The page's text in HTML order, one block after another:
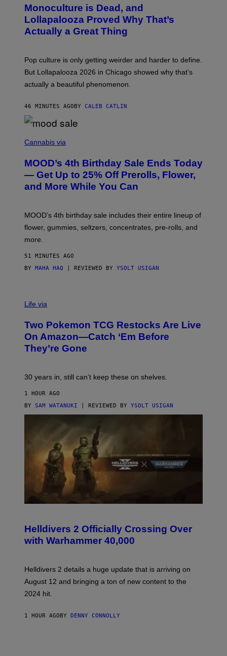
F
R
N
T
O
V
I
M
O
I
)
Monoculture is Dead, and
Lollapalooza Proved Why That’s
Actually a Great Thing
Pop culture is only getting weirder and harder to define.
But Lollapalooza 2026 in Chicago showed why that’s
actually a beautiful phenomenon.
46 MINUTES AGO BY CALEB CATLIN
O
T
Y
O
O
Cannabis via
MOOD’s 4th Birthday Sale Ends Today
— Get Up to 25% Off Prerolls, Flower,
and More While You Can
MOOD’s 4th birthday sale includes their entire lineup of
flower, gummies, seltzers, concentrates, pre-rolls, and
more.
51 MINUTES AGO
BY MAHA HAQ | REVIEWED BY YSOLT USIGAN
Life via
Two Pokemon TCG Restocks Are Live
On Amazon—Catch ‘Em Before
They’re Gone
30 years in, still can’t keep these on shelves.
1 HOUR AGO
BY SAM WATANUKI | REVIEWED BY YSOLT USIGAN
R
E
E
O
T
A
O
Helldivers 2 Officially Crossing Over
with Warhammer 40,000
Helldivers 2 details a huge update that is arriving on
August 12 and bringing a ton of new content to the
2024 hit.
1 HOUR AGO BY DENNY CONNOLLY